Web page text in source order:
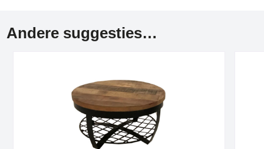
Andere suggesties…